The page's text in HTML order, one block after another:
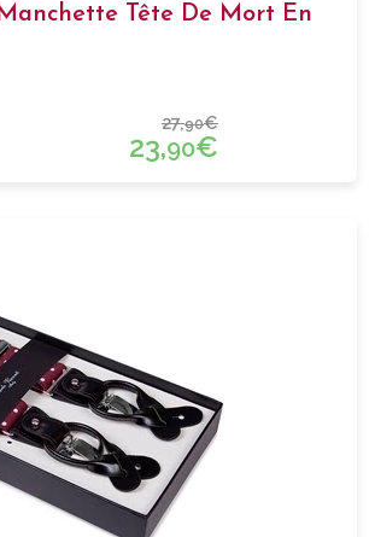
Tête De Mort En
27,90€
23,90€